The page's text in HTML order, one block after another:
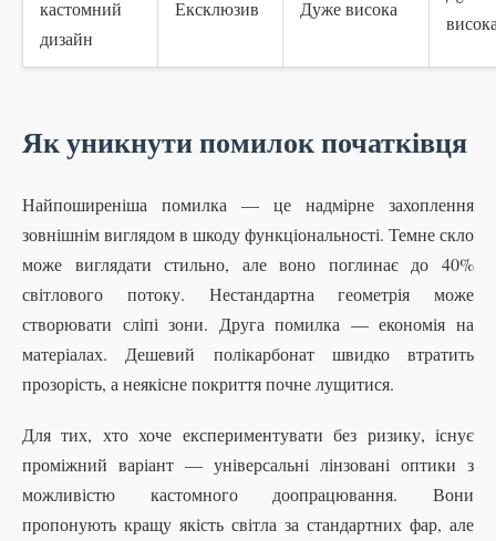
кастомний
дизайн
Ексклюзив Дуже висока
Як уникнути помилок початківця
Найпоширеніша помилка — це надмірне захоплення
зовнішнім виглядом в шкоду функціональності. Темне скло
може виглядати стильно, але воно поглинає до 40%
світлового потоку. Нестандартна геометрія може
створювати сліпі зони. Друга помилка — економія на
матеріалах. Дешевий полікарбонат швидко втратить
прозорість, а неякісне покриття почне лущитися.
Для тих, хто хоче експериментувати без ризику, існує
проміжний варіант — універсальні лінзовані оптики з
можливістю кастомного доопрацювання. Вони
пропонують кращу якість світла за стандартних фар, але